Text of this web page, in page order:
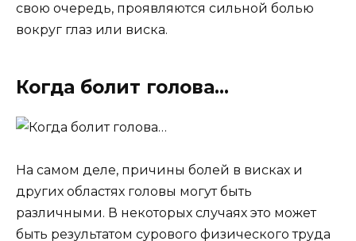
свою очередь, проявляются сильной болью
вокруг глаз или виска.
Когда болит голова…
На самом деле, причины болей в висках и
других областях головы могут быть
различными. В некоторых случаях это может
быть результатом сурового физического труда